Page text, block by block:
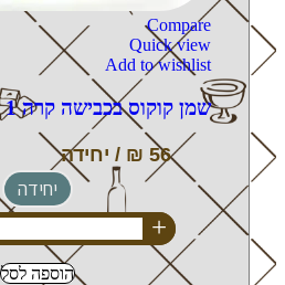
Compare
Quick view
Add to wishlist
שמן קוקוס בכבישה קרה 1 ק“ג
יחידה
+
הוספה לסל